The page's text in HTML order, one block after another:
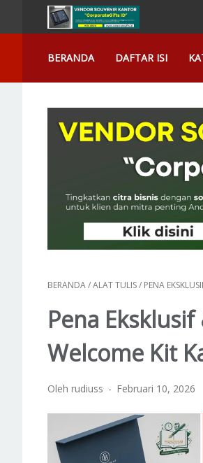
BERANDA DAFTAR ISI
BERANDA/ALAT TULIS/ PENA
Pena
Welcome Kit
Oleh rudiuss Februari 10, 2026